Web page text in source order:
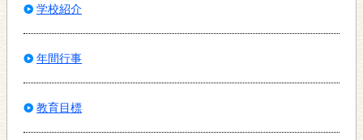
学校紹介
年間行事
教育目標